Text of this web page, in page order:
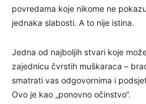
povredama koje nikome ne
jednaka slabosti. A to nije istina.
Jedna od najboljih stvari koje
zajednicu čvrstih muškaraca –
smatrati vas odgovornima i
Ovo je kao „ponovno očinstvo“.